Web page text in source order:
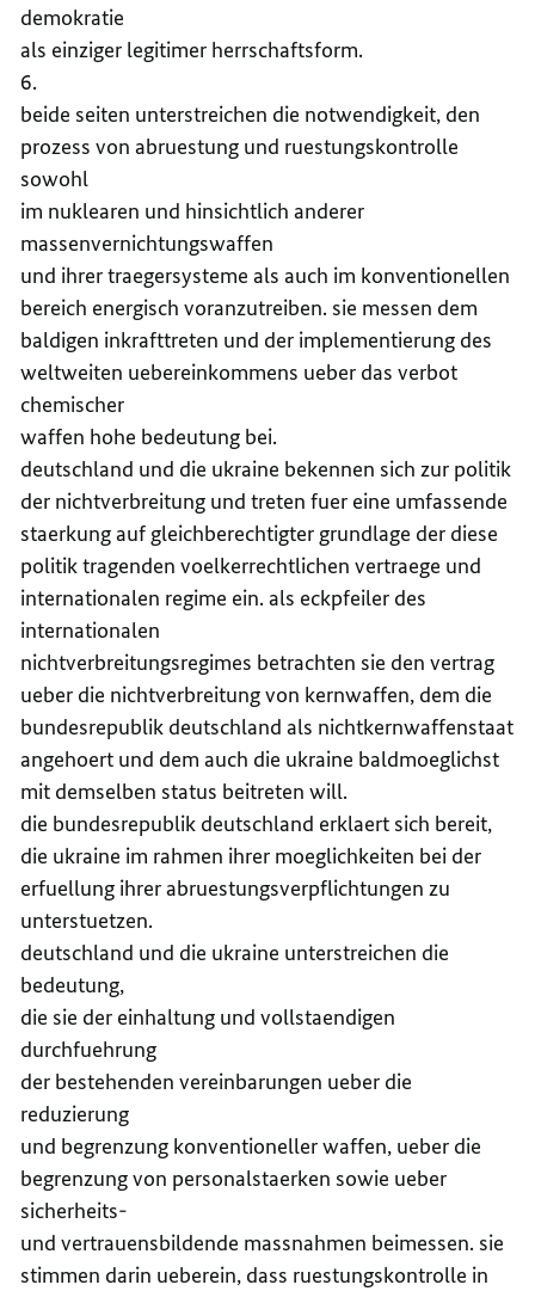
demokratie
als einziger legitimer herrschaftsform.
6.
beide seiten unterstreichen die notwendigkeit, den
prozess von abruestung und ruestungskontrolle
sowohl
im nuklearen und hinsichtlich anderer
massenvernichtungswaffen
und ihrer traegersysteme als auch im konventionellen
bereich energisch voranzutreiben. sie messen dem
baldigen inkrafttreten und der implementierung des
weltweiten uebereinkommens ueber das verbot
chemischer
waffen hohe bedeutung bei.
deutschland und die ukraine bekennen sich zur politik
der nichtverbreitung und treten fuer eine umfassende
staerkung auf gleichberechtigter grundlage der diese
politik tragenden voelkerrechtlichen vertraege und
internationalen regime ein. als eckpfeiler des
internationalen
nichtverbreitungsregimes betrachten sie den vertrag
ueber die nichtverbreitung von kernwaffen, dem die
bundesrepublik deutschland als nichtkernwaffenstaat
angehoert und dem auch die ukraine baldmoeglichst
mit demselben status beitreten will.
die bundesrepublik deutschland erklaert sich bereit,
die ukraine im rahmen ihrer moeglichkeiten bei der
erfuellung ihrer abruestungsverpflichtungen zu
unterstuetzen.
deutschland und die ukraine unterstreichen die
bedeutung,
die sie der einhaltung und vollstaendigen
durchfuehrung
der bestehenden vereinbarungen ueber die
reduzierung
und begrenzung konventioneller waffen, ueber die
begrenzung von personalstaerken sowie ueber
sicherheits-
und vertrauensbildende massnahmen beimessen. sie
stimmen darin ueberein, dass ruestungskontrolle in